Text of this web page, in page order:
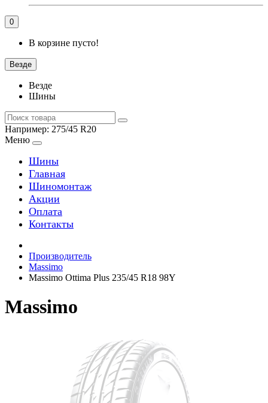
0
В корзине пусто!
Везде
Везде
Шины
Например: 275/45 R20
Меню
Шины
Главная
Шиномонтаж
Акции
Оплата
Контакты
Производитель
Massimo
Massimo Ottima Plus 235/45 R18 98Y
Massimo